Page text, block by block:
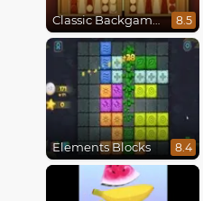
Classic Backgammon 8.5
Elements Blocks 8.4